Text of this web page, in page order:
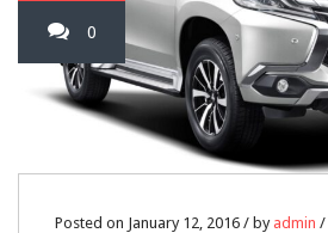
0
Posted on January 12, 2016 / by admin /